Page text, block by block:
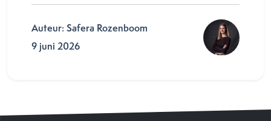
Auteur: Safera Rozenboom
9 juni 2026